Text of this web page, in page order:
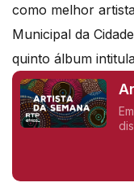
como melhor
Municipal da
quinto álbum